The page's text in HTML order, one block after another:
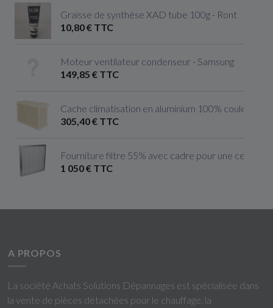
Graisse de synthèse XAD tube 100g - Ront
10,80 € TTC
Moteur ventilateur condenseur - Samsung
149,85 € TTC
Cache climatisation en aluminium 100% couleur
305,40 € TTC
Fourniture filtre 55% avec cadre pour une
1 050 € TTC
A PROPOS
La société Achats Solutions Dépannages est spécialisée dans
la vente de pièces détachées pour le chauffage, la